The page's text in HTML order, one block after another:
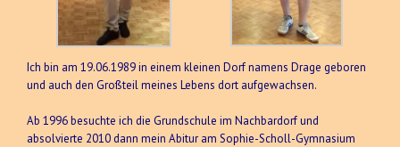
Ich bin am 19.06.1989 in einem kleinen Dorf namens Drage geboren
und auch den Großteil meines Lebens dort aufgewachsen.
Ab 1996 besuchte ich die Grundschule im Nachbardorf und
absolvierte 2010 dann mein Abitur am Sophie-Scholl-Gymnasium